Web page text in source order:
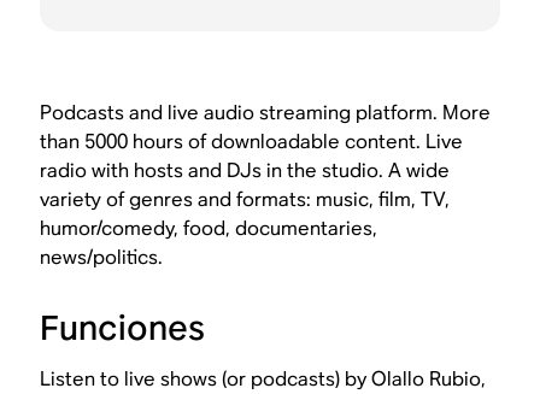
Podcasts and live audio streaming platform. More
than 5000 hours of downloadable content. Live
radio with hosts and DJs in the studio. A wide
variety of genres and formats: music, film, TV,
humor/comedy, food, documentaries,
news/politics.
Funciones
Listen to live shows (or podcasts) by Olallo Rubio,